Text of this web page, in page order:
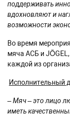
поддерживать
вдохновляют и
возможности
Во время
мяча АСБ и
каждой из
Исполнительный
–Мяч – это лицо
иметь